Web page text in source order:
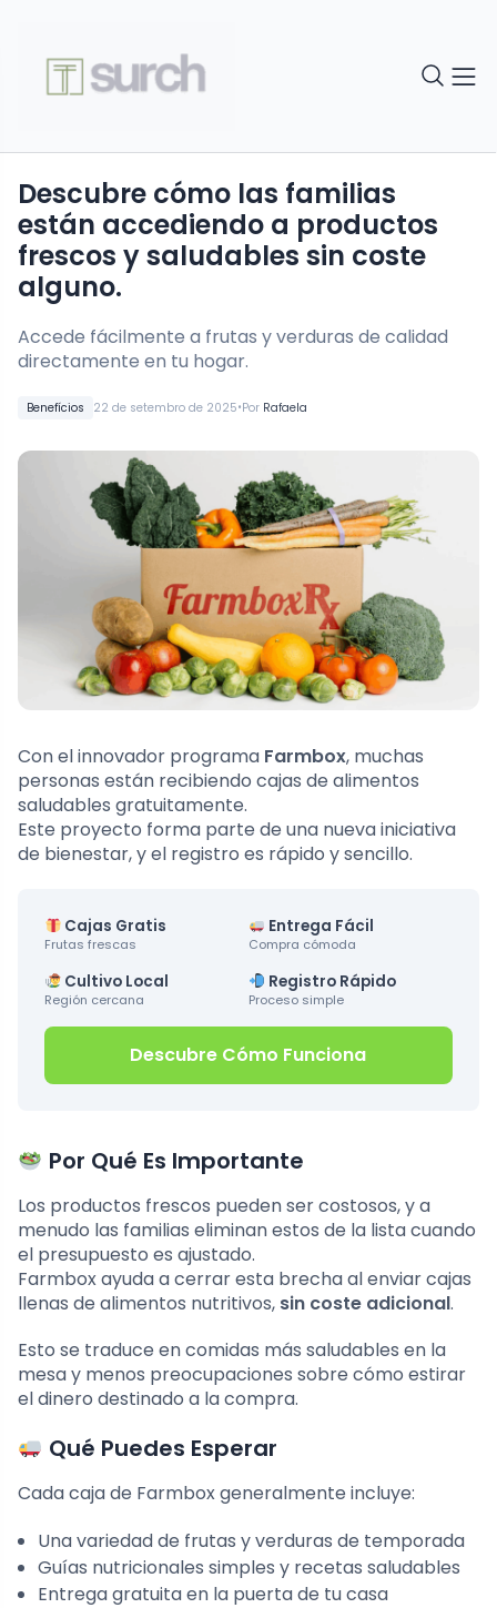
Benefícios 22 de setembro de 2025•Por Rafaela
Descubre cómo las familias
están accediendo a productos
frescos y saludables sin coste
alguno.
Accede fácilmente a frutas y verduras de calidad
directamente en tu hogar.
Con el innovador programa Farmbox, muchas
personas están recibiendo cajas de alimentos
saludables gratuitamente.
Este proyecto forma parte de una nueva iniciativa
de bienestar, y el registro es rápido y sencillo.
Cajas Gratis
Frutas frescas
Entrega Fácil
Compra cómoda
Cultivo Local
Región cercana
Registro Rápido
Proceso simple
Descubre Cómo Funciona
Por Qué Es Importante
Los productos frescos pueden ser costosos, y a
menudo las familias eliminan estos de la lista cuando
el presupuesto es ajustado.
Farmbox ayuda a cerrar esta brecha al enviar cajas
llenas de alimentos nutritivos, sin coste adicional.
Esto se traduce en comidas más saludables en la
mesa y menos preocupaciones sobre cómo estirar
el dinero destinado a la compra.
Qué Puedes Esperar
Cada caja de Farmbox generalmente incluye:
Una variedad de frutas y verduras de temporada
Guías nutricionales simples y recetas saludables
Entrega gratuita en la puerta de tu casa